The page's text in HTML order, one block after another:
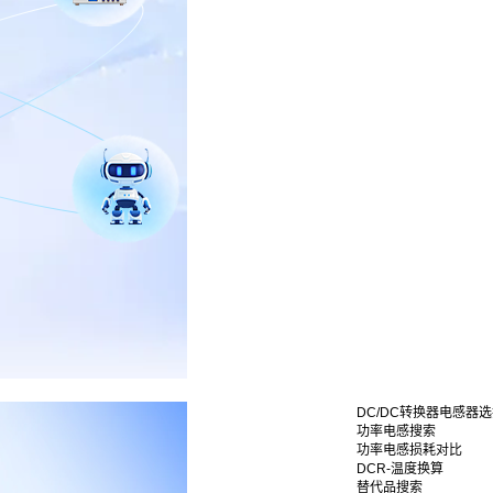
DC/DC转换器电感器
功率电感搜索
功率电感损耗对比
DCR-温度换算
替代品搜索